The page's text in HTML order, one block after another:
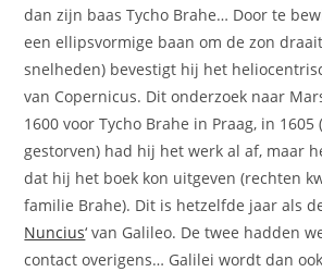
dan zijn baas Tycho Brahe… Door te
een ellipsvormige baan om de zon
snelheden) bevestigt hij het
van Copernicus. Dit onderzoek naar
1600 voor Tycho Brahe in Praag, in 1605
gestorven) had hij het werk al af, maar
dat hij het boek kon uitgeven (rechten
familie Brahe). Dit is hetzelfde jaar als
Nuncius‘ van Galileo. De twee hadden
contact overigens… Galilei wordt dan